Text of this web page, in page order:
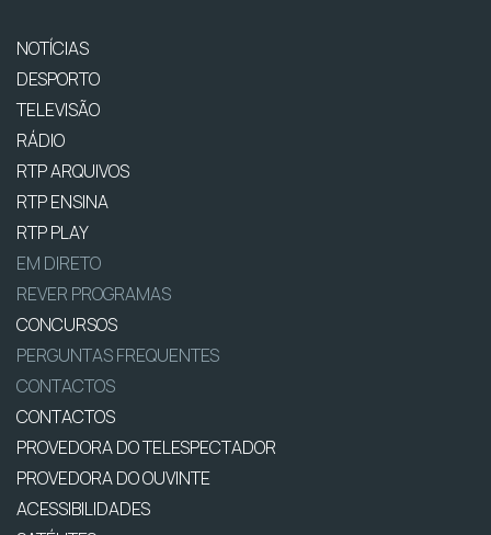
NOTÍCIAS
DESPORTO
TELEVISÃO
RÁDIO
RTP ARQUIVOS
RTP ENSINA
RTP PLAY
EM DIRETO
REVER PROGRAMAS
CONCURSOS
PERGUNTAS FREQUENTES
CONTACTOS
CONTACTOS
PROVEDORA DO TELESPECTADOR
PROVEDORA DO OUVINTE
ACESSIBILIDADES